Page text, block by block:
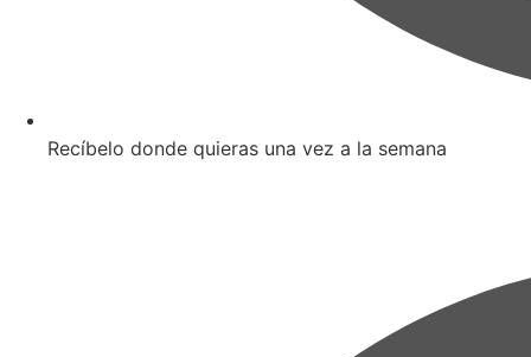
Recíbelo donde quieras una vez a la semana